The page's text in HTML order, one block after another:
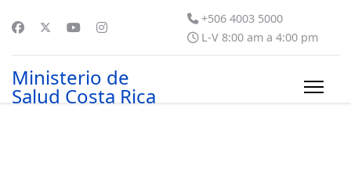
+506 4003 5000
L-V 8:00 am a 4:00 pm
Ministerio de
Salud Costa Rica